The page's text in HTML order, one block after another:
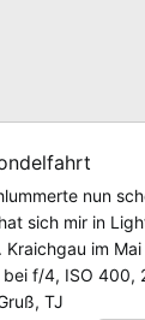
nun
sich mir in
im Mai
f/4, ISO 400,
TJ